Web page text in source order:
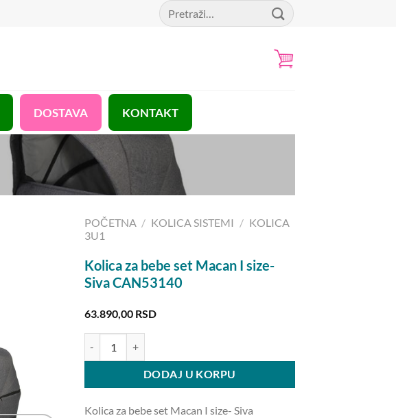
Pretraga
za:
DOSTAVA KONTAKT
POČETNA / KOLICA SISTEMI / KOLICA
3U1
Kolica za bebe set Macan I size-
Siva CAN53140
63.890,00 RSD
DODAJ U KORPU
Kolica za bebe set Macan I size- Siva